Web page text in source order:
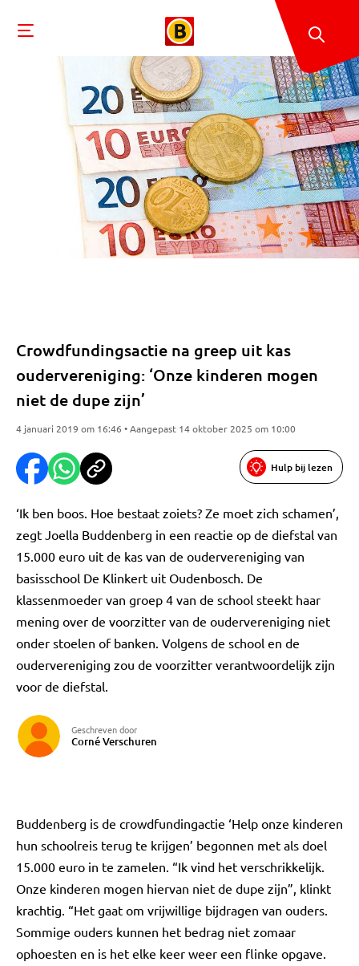
Crowdfundingsactie na greep uit kas
oudervereniging: ‘Onze kinderen mogen
niet de dupe zijn’
4 januari 2019 om 16:46 • Aangepast 14 oktober 2025 om 10:00
Hulp bij lezen
‘Ik ben boos. Hoe bestaat zoiets? Ze moet zich schamen’,
zegt Joella Buddenberg in een reactie op de diefstal van
15.000 euro uit de kas van de oudervereniging van
basisschool De Klinkert uit Oudenbosch. De
klassenmoeder van groep 4 van de school steekt haar
mening over de voorzitter van de oudervereniging niet
onder stoelen of banken. Volgens de school en de
oudervereniging zou de voorzitter verantwoordelijk zijn
voor de diefstal.
Geschreven door
Corné Verschuren
Buddenberg is de crowdfundingactie ‘Help onze kinderen
hun schoolreis terug te krijgen’ begonnen met als doel
15.000 euro in te zamelen. “Ik vind het verschrikkelijk.
Onze kinderen mogen hiervan niet de dupe zijn”, klinkt
krachtig. “Het gaat om vrijwillige bijdragen van ouders.
Sommige ouders kunnen het bedrag niet zomaar
ophoesten en is het elke keer weer een flinke opgave.